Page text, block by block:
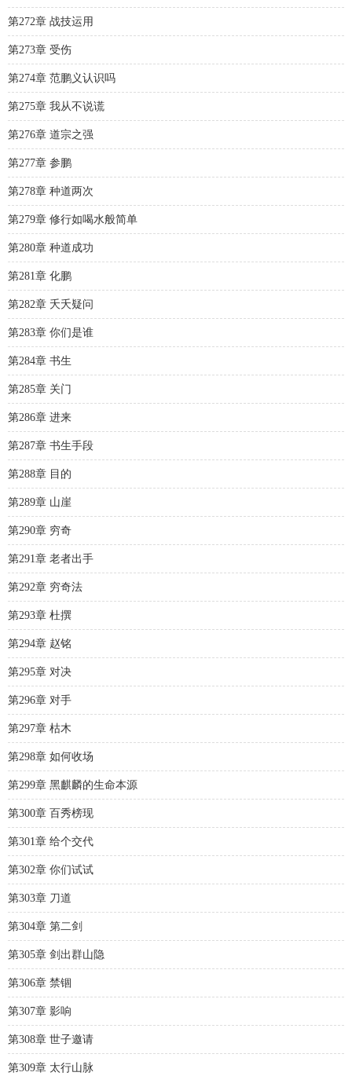
第272章 战技运用
第273章 受伤
第274章 范鹏义认识吗
第275章 我从不说谎
第276章 道宗之强
第277章 参鹏
第278章 种道两次
第279章 修行如喝水般简单
第280章 种道成功
第281章 化鹏
第282章 夭夭疑问
第283章 你们是谁
第284章 书生
第285章 关门
第286章 进来
第287章 书生手段
第288章 目的
第289章 山崖
第290章 穷奇
第291章 老者出手
第292章 穷奇法
第293章 杜撰
第294章 赵铭
第295章 对决
第296章 对手
第297章 枯木
第298章 如何收场
第299章 黑麒麟的生命本源
第300章 百秀榜现
第301章 给个交代
第302章 你们试试
第303章 刀道
第304章 第二剑
第305章 剑出群山隐
第306章 禁锢
第307章 影响
第308章 世子邀请
第309章 太行山脉